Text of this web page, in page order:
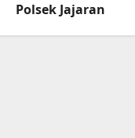
Polsek Jajaran